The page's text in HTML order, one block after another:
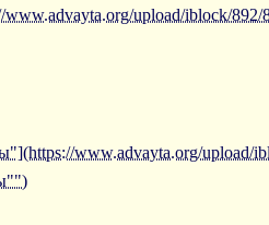
upload/iblock/892/
www.advayta.org/upload/